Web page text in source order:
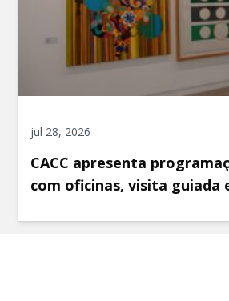
jul 28, 2026
CACC apresenta
com oficinas, visita guiada